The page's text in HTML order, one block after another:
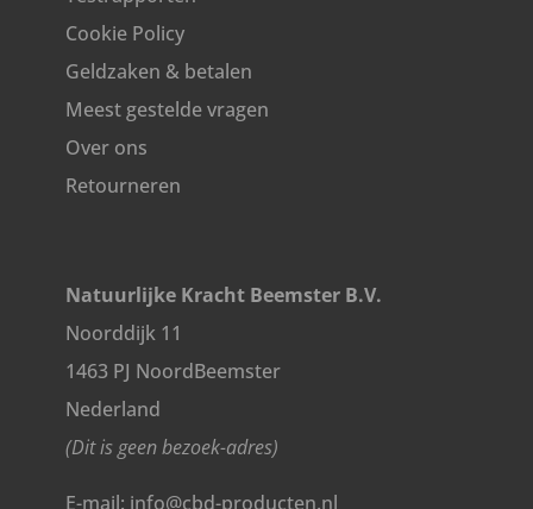
Cookie Policy
Geldzaken & betalen
Meest gestelde vragen
Over ons
Retourneren
Natuurlijke Kracht Beemster B.V.
Noorddijk 11
1463 PJ NoordBeemster
Nederland
(Dit is geen bezoek-adres)
E-mail: info@cbd-producten.nl